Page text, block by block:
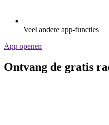
Veel andere app-functies
App openen
Ontvang de gratis